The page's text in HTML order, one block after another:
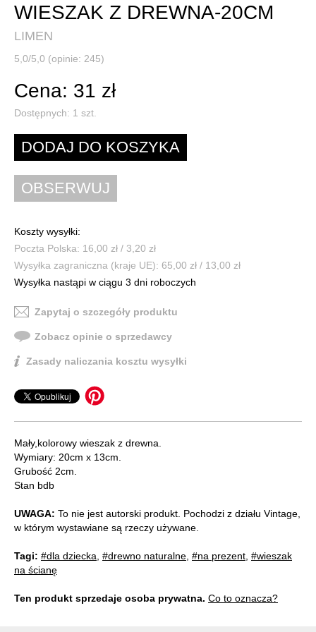
WIESZAK Z DREWNA-20CM
LIMEN
5,0/5,0 (opinie: 245)
Cena: 31 zł
Dostępnych: 1 szt.
Koszty wysyłki:
Poczta Polska: 16,00 zł / 3,20 zł
Wysyłka zagraniczna (kraje UE): 65,00 zł / 13,00 zł
Wysyłka nastąpi w ciągu 3 dni roboczych
Zapytaj o szczegóły produktu
Zobacz opinie o sprzedawcy
Zasady naliczania kosztu wysyłki
Mały,kolorowy wieszak z drewna.
Wymiary: 20cm x 13cm.
Grubość 2cm.
Stan bdb
UWAGA: To nie jest autorski produkt. Pochodzi z działu Vintage,
w którym wystawiane są rzeczy używane.
Tagi: #dla dziecka #drewno naturalne #na prezent #wieszak
na ścianę
Ten produkt sprzedaje osoba prywatna. Co to oznacza?